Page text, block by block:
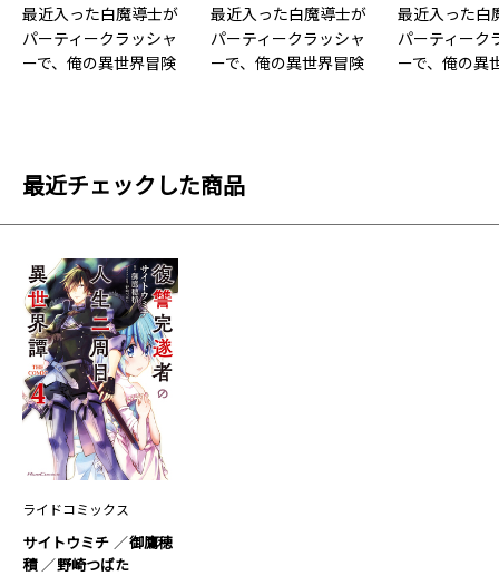
最近入った白魔導士が
パーティークラッシャ
ーで、俺の異世界冒険
最近入った白魔導士が
パーティークラッシャ
ーで、俺の異世界冒険
最近入った白
パーティーク
ーで、俺の異
最近チェックした商品
ライドコミックス
サイトウミチ
御鷹穂
積
野崎つばた